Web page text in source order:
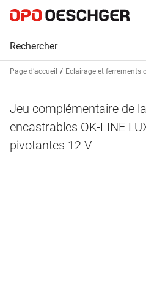
Page d’accueil Eclairage et ferrements
Jeu complémentaire de
encastrables OK-LINE
pivotantes 12 V